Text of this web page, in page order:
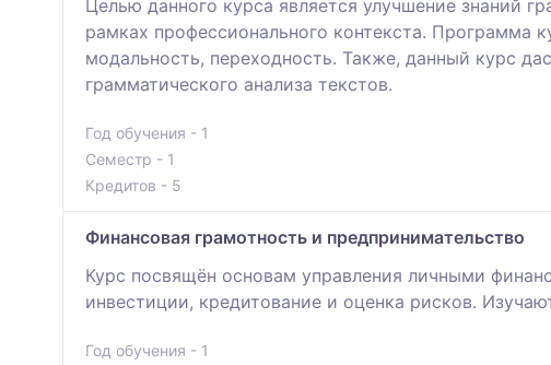
Целью данного курса является улучшение знаний
рамках профессионального контекста. Программа
модальность, переходность. Также, данный курс
грамматического анализа текстов.
Год обучения - 1
Семестр - 1
Кредитов - 5
Финансовая грамотность и предпринимательство
Курс посвящён основам управления личными
инвестиции, кредитование и оценка рисков.
Год обучения - 1